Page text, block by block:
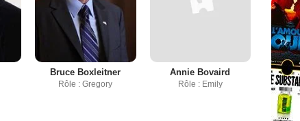
Bruce Boxleitner
Rôle : Gregory
Annie Bovaird
Rôle : Emily